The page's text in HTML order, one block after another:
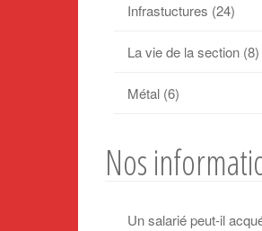
Infrastuctures (24)
La vie de la section (8)
Métal (6)
Nos
Un salarié peut-il